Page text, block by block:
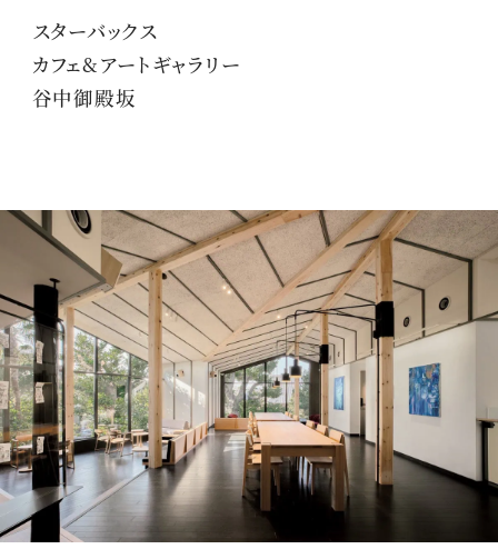
スターバックス
カフェ&アートギャラリー
谷中御殿坂